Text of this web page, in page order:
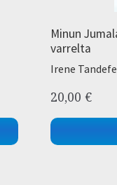
Minun
varrelta
Irene
20,00€